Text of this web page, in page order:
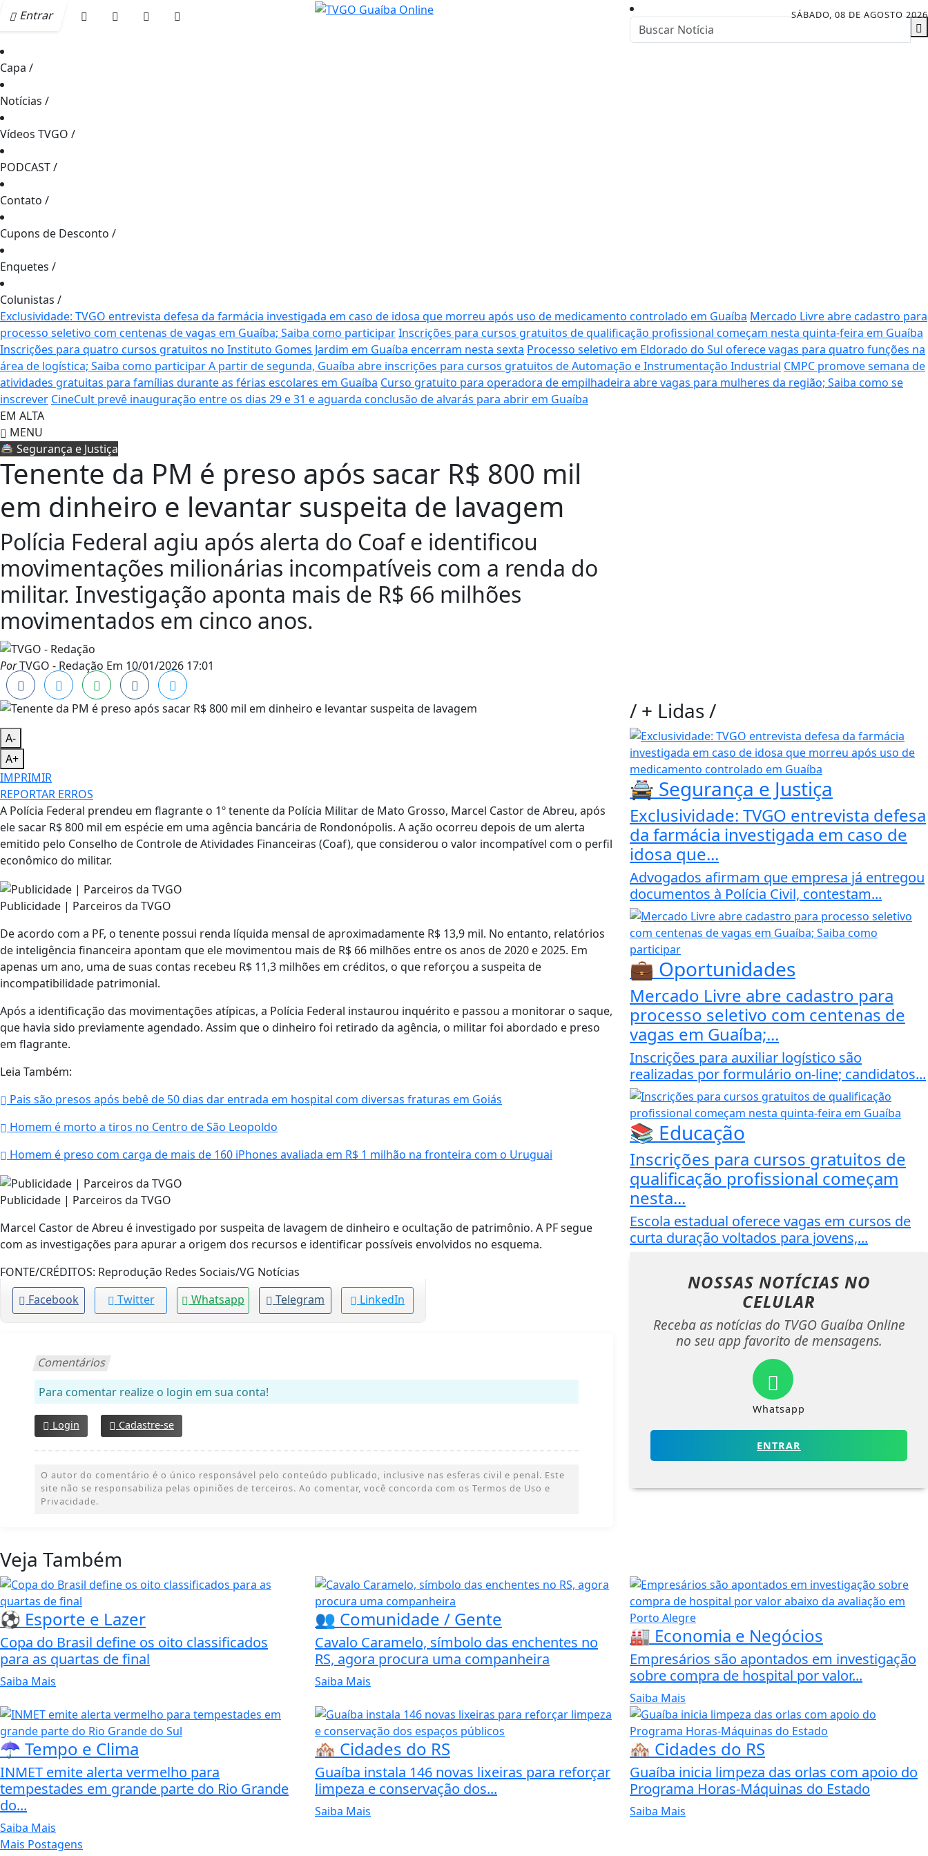
Entrar SÁBADO, 08 DE AGOSTO 2026
Capa /
Notícias /
Vídeos TVGO /
PODCAST/
Contato /
Cupons de Desconto /
Enquetes /
Colunistas /
Exclusividade: TVGO entrevista defesa da farmácia investigada em caso de idosa que morreu após uso de medicamento controlado em Guaíba Mercado Livre abre cadastro para
processo seletivo com centenas de vagas em Guaíba; Saiba como participarInscrições para cursos gratuitos de qualificação profissional começam nesta quinta-feira em Guaíba
Inscrições para quatro cursos gratuitos no Instituto Gomes Jardim em Guaíba encerram nesta sexta Processo seletivo em Eldorado do Sul oferece vagas para quatro funções na
área de logística; Saiba como participarA partir de segunda, Guaíba abre inscrições para cursos gratuitos de Automação e Instrumentação Industrial CMPC promove semana de
atividades gratuitas para famílias durante as férias escolares em Guaíba Curso gratuito para operadora de empilhadeira abre vagas para mulheres da região; Saiba como se
inscrever CineCult prevê inauguração entre os dias 29 e 31 e aguarda conclusão de alvarás para abrir em Guaíba
EM ALTA
MENU
🚔 Segurança e Justiça
Tenente da PM é preso após sacar R$ 800 mil
em dinheiro e levantar suspeita de lavagem
Polícia Federal agiu após alerta do Coaf e identificou
movimentações milionárias incompatíveis com a renda do
militar. Investigação aponta mais de R$ 66 milhões
movimentados em cinco anos.
PorTVGO - Redação Em 10/01/2026 17:01
A-
A+
IMPRIMIR
REPORTAR ERROS
A Polícia Federal prendeu em flagrante o 1º tenente da Polícia Militar de Mato Grosso, Marcel Castor de Abreu, após
ele sacar R$ 800 mil em espécie em uma agência bancária de Rondonópolis. A ação ocorreu depois de um alerta
emitido pelo Conselho de Controle de Atividades Financeiras (Coaf), que considerou o valor incompatível com o perfil
econômico do militar.
Publicidade | Parceiros da TVGO
De acordo com a PF, o tenente possui renda líquida mensal de aproximadamente R$ 13,9 mil. No entanto, relatórios
de inteligência financeira apontam que ele movimentou mais de R$ 66 milhões entre os anos de 2020 e 2025. Em
apenas um ano, uma de suas contas recebeu R$ 11,3 milhões em créditos, o que reforçou a suspeita de
incompatibilidade patrimonial.
Após a identificação das movimentações atípicas, a Polícia Federal instaurou inquérito e passou a monitorar o saque,
que havia sido previamente agendado. Assim que o dinheiro foi retirado da agência, o militar foi abordado e preso
em flagrante.
Leia Também:
Pais são presos após bebê de 50 dias dar entrada em hospital com diversas fraturas em Goiás
Homem é morto a tiros no Centro de São Leopoldo
Homem é preso com carga de mais de 160 iPhones avaliada em R$ 1 milhão na fronteira com o Uruguai
Publicidade | Parceiros da TVGO
Marcel Castor de Abreu é investigado por suspeita de lavagem de dinheiro e ocultação de patrimônio. A PF segue
com as investigações para apurar a origem dos recursos e identificar possíveis envolvidos no esquema.
FONTE/CRÉDITOS: Reprodução Redes Sociais/VG Notícias
Facebook
Twitter Whatsapp Telegram LinkedIn
Comentários
Para comentar realize o login em sua conta!
Login Cadastre-se
O autor do comentário é o único responsável pelo conteúdo publicado, inclusive nas esferas civil e penal. Este
site não se responsabiliza pelas opiniões de terceiros. Ao comentar, você concorda com os Termos de Uso e
Privacidade.
/ + Lidas/
🚔 Segurança e Justiça
Exclusividade: TVGO entrevista defesa
da farmácia investigada em caso de
idosa que...
Advogados afirmam que empresa já entregou
documentos à Polícia Civil, contestam...
💼 Oportunidades
Mercado Livre abre cadastro para
processo seletivo com centenas de
vagas em Guaíba;...
Inscrições para auxiliar logístico são
realizadas por formulário on-line; candidatos...
📚 Educação
Inscrições para cursos gratuitos de
qualificação profissional começam
nesta...
Escola estadual oferece vagas em cursos de
curta duração voltados para jovens,...
NOSSAS NOTÍCIAS NO
CELULAR
Receba as notícias do TVGO Guaíba Online
no seu app favorito de mensagens.
Whatsapp
ENTRAR
Veja Também
⚽ Esporte e Lazer
Copa do Brasil define os oito classificados
para as quartas de final
Saiba Mais
👥 Comunidade / Gente
Cavalo Caramelo, símbolo das enchentes no
RS, agora procura uma companheira
Saiba Mais
🏭 Economia e Negócios
Empresários são apontados em investigação
sobre compra de hospital por valor...
Saiba Mais
☂️ Tempo e Clima
INMET emite alerta vermelho para
tempestades em grande parte do Rio Grande
do...
Saiba Mais
🏘️ Cidades do RS
Guaíba instala 146 novas lixeiras para reforçar
limpeza e conservação dos...
Saiba Mais
🏘️ Cidades do RS
Guaíba inicia limpeza das orlas com apoio do
Programa Horas-Máquinas do Estado
Saiba Mais
Mais Postagens